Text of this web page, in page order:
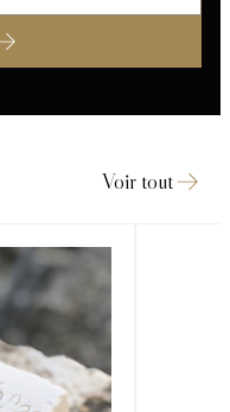
Voir tout